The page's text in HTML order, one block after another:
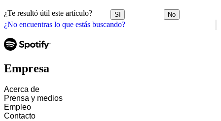
¿No encuentras lo que estás buscando?
¿Te resultó útil este artículo? Sí No
Empresa
Acerca de
Prensa y medios
Empleo
Contacto